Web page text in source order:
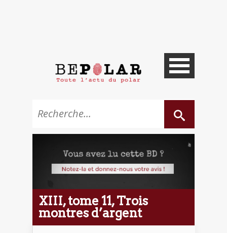
XIII, tome 11, Trois
montres d’argent